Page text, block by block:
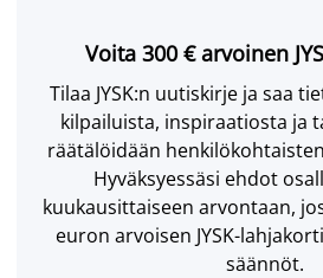
Voita 300 € arvoinen
Tilaa JYSK:n uutiskirje ja saa
kilpailuista, inspiraatiosta ja
räätälöidään
Hyväksyessäsi ehdot
kuukausittaiseen arvontaan,
euron arvoisen JYSK-
säännöt.